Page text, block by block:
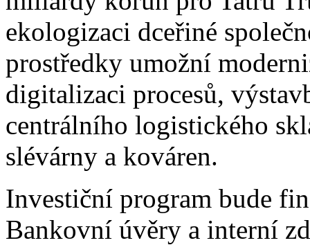
ekologizaci dceřiné
prostředky umožní
digitalizaci procesů,
centrálního logistického
slévárny a kováren.
Investiční program bude
Bankovní úvěry a interní